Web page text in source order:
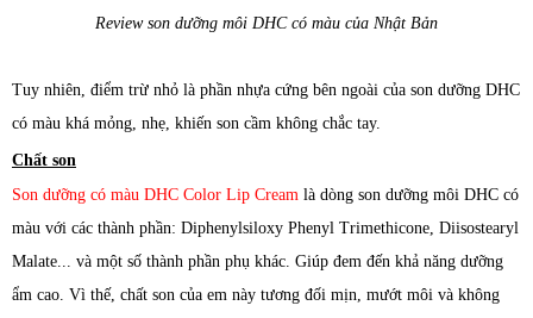
Review son dưỡng môi DHC có màu của Nhật Bản
Tuy nhiên, điểm trừ nhỏ là phần nhựa cứng bên ngoài của son dưỡng DHC
có màu khá mỏng, nhẹ, khiến son cầm không chắc tay.
Chất son
Son dưỡng có màu DHC Color Lip Cream là dòng son dưỡng môi DHC có
màu với các thành phần: Diphenylsiloxy Phenyl Trimethicone, Diisostearyl
Malate... và một số thành phần phụ khác. Giúp đem đến khả năng dưỡng
ẩm cao. Vì thế, chất son của em này tương đối mịn, mướt môi và không